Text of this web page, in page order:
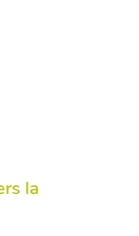
la